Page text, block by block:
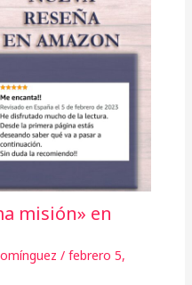
misión» en
/ febrero 5,